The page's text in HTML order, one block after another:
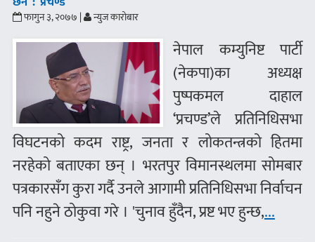
फागुन ३, २०७७ | न्युज कारोबार
नेपाल कम्युनिष्ट पार्टी
(नेकपा)का अध्यक्ष
पुष्पकमल दाहाल
‘प्रचण्ड’ले प्रतिनिधिसभा
विघटनको कदम राष्ट्र, जनता र लोकतन्त्रको हितमा
नरहेको बताएका छन् । भरतपुर विमानस्थलमा सोमबार
पत्रकारसँग कुरा गर्दै उनले आगामी प्रतिनिधिसभा निर्वाचन
पनि नहुने ठोकुवा गरे । 'चुनाव हुँदैन, प्रष्ट भए हुन्छ,...